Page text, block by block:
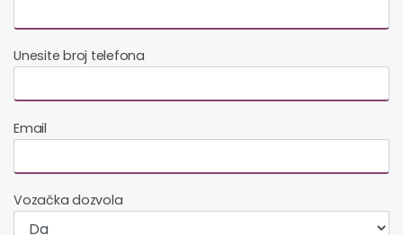
Unesite broj telefona
Email
Vozačka dozvola